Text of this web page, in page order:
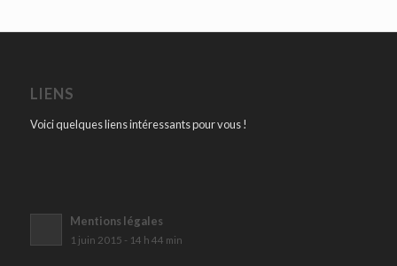
LIENS
Voici quelques liens intéressants pour vous !
Mentions légales
1 juin 2015 - 14 h 44 min